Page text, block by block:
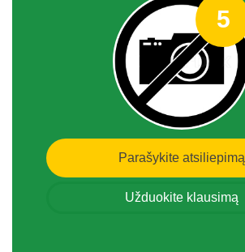
5
Parašykite atsiliepimą
Užduokite klausimą